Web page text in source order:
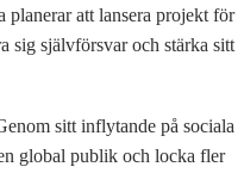
planerar att lansera projekt för
sig självförsvar och stärka sitt
sitt inflytande på sociala
global publik och locka fler